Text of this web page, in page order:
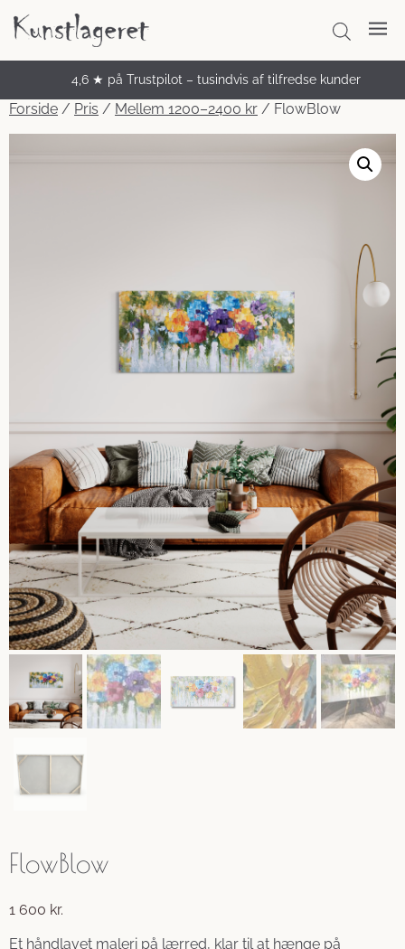
4,6 ★ på Trustpilot – tusindvis af tilfredse kunder
Unikke håndmalede malerier
Forside / Pris / Mellem 1200–2400 kr / FlowBlow
FlowBlow
1 600 kr.
Et håndlavet maleri på lærred, klar til at hænge på